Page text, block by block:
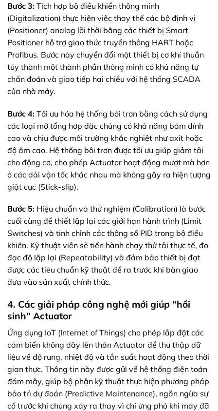
Bước 3: Tích hợp bộ điều khiển thông minh
(Digitalization) thực hiện việc thay thế các bộ định vị
(Positioner) analog lỗi thời bằng các thiết bị Smart
Positioner hỗ trợ giao thức truyền thông HART hoặc
Profibus. Bước này chuyển đổi một thiết bị cơ khí thuần
túy thành một thành phần thông minh có khả năng tự
chẩn đoán và giao tiếp hai chiều với hệ thống SCADA
của nhà máy.
Bước 4: Tối ưu hóa hệ thống bôi trơn bằng cách sử dụng
các loại mỡ tổng hợp đặc chủng có khả năng bám dính
cao và chịu được môi trường khắc nghiệt như axit hoặc
độ ẩm cao. Hệ thống bôi trơn được tối ưu giúp giảm tải
cho động cơ, cho phép Actuator hoạt động mượt mà hơn
ở các dải vận tốc khác nhau mà không gây ra hiện tượng
giật cục (Stick-slip).
Bước 5: Hiệu chuẩn và thử nghiệm (Calibration) là bước
cuối cùng để thiết lập lại các giới hạn hành trình (Limit
Switches) và tinh chỉnh các thông số PID trong bộ điều
khiển. Kỹ thuật viên sẽ tiến hành chạy thử tải thực tế, đo
đạc độ lặp lại (Repeatability) và đảm bảo thiết bị đạt
được các tiêu chuẩn kỹ thuật đề ra trước khi bàn giao
đưa vào sản xuất chính thức.
4. Các giải pháp công nghệ mới giúp “hồi
sinh” Actuator
Ứng dụng IoT (Internet of Things) cho phép lắp đặt các
cảm biến không dây lên thân Actuator để thu thập dữ
liệu về độ rung, nhiệt độ và tần suất hoạt động theo thời
gian thực. Thông tin này được gửi về hệ thống điện toán
đám mây, giúp bộ phận kỹ thuật thực hiện phương pháp
bảo trì dự đoán (Predictive Maintenance), ngăn ngừa sự
cố trước khi chúng xảy ra thay vì chỉ ứng phó khi máy đã